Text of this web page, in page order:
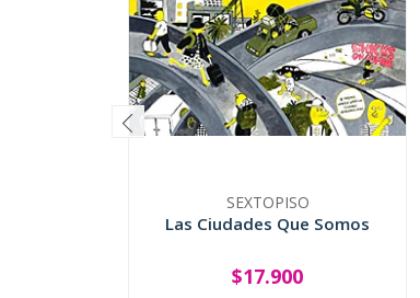
SEXTOPISO
Las Ciudades Que Somos
+
$17.900